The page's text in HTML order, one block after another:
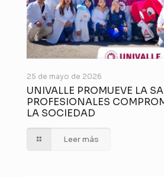
25 de mayo de 2026
UNIVALLE PROMUEVE LA
PROFESIONALES
LA SOCIEDAD
Leer más